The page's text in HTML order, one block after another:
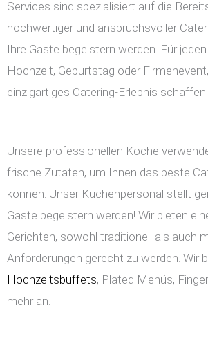
Services sind spezialisiert auf die
hochwertiger und anspruchsvoller
Ihre Gäste begeistern werden. Für
Hochzeit, Geburtstag oder
einzigartiges Catering-Erlebnis schaffen.
Unsere professionellen Köche
frische Zutaten, um Ihnen das beste
können. Unser Küchenpersonal stellt
Gäste begeistern werden! Wir bieten
Gerichten, sowohl traditionell als auch
Anforderungen gerecht zu werden. Wir
Hochzeitsbuffets, Plated Menüs,
mehr an.